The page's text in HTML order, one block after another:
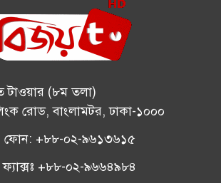
টাওয়ার (৮ম তলা)
রোড, বাংলামটর, ঢাকা-১০০০
ফোন: +৮৮-০২-৯৬১৩৬১৫
ফ্যাক্সঃ +৮৮-০২-৯৬৬৪৯৮৪